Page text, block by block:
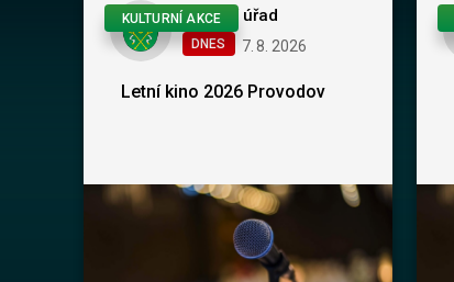
Obecní úřad
DNES 7. 8 2026
Letní kino 2026 Provodov
KULTURNÍ AKCE